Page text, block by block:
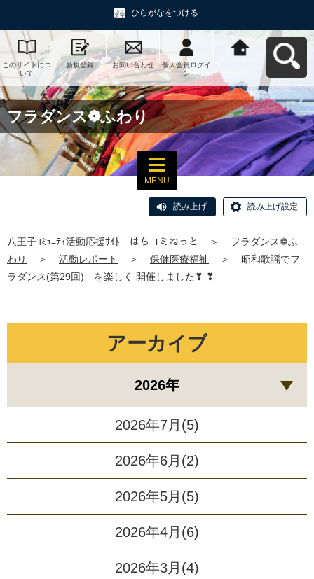
ひらがなをつける
このサイトにつ
いて
新規登録 お問い合わせ
個人会員ログイ
ン
動応援ｻｲﾄ はち
コミねっとへ戻
る
フラダンス❁ふわり
MENU
読み上げ 読み上げ設定
八王子ｺﾐｭﾆﾃｨ活動応援ｻｲﾄ はちコミねっと ＞
フラダンス❁ふ
わり
＞ 活動レポート ＞ 保健医療福祉 ＞
昭和歌謡でフ
ラダンス(第29回) を楽しく 開催しました❣ ❣
アーカイブ
2026年
2026年7月(5)
2026年6月(2)
2026年5月(5)
2026年4月(6)
2026年3月(4)